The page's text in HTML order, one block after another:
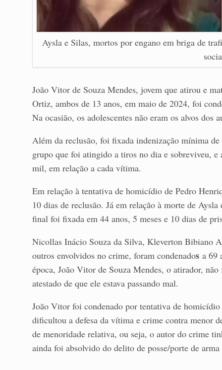
Aysla e Silas, mortos por engano em briga de
João Vitor de Souza Mendes, jovem que atirou e
Ortiz, ambos de 13 anos, em maio de 2024, foi
Na ocasião, os adolescentes não eram os alvos dos
Além da reclusão, foi fixada indenização mínima
grupo que foi atingido a tiros no dia e sobreviveu,
mil, em relação a cada vítima.
Em relação à tentativa de homicídio de Pedro
10 dias de reclusão. Já em relação à morte de
final foi fixada em 44 anos, 5 meses e 10 dias de
Nicollas Inácio Souza da Silva, Kleverton Bibiano
outros envolvidos no crime, foram condenados a 69
época, João Vitor de Souza Mendes, o atirador,
atestado de que ele estava passando mal.
João Vitor foi condenado por tentativa de
dificultou a defesa da vítima e crime contra menor
de menoridade relativa, ou seja, o autor do crime
ainda foi absolvido do delito de posse/porte de